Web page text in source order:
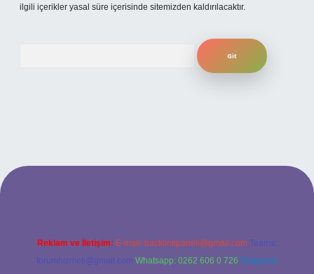
ilgili içerikler yasal süre içerisinde sitemizden kaldırılacaktır.
Reklam ve İletişim: E-mail: backlinkpaneli@gmail.com Teams:
forumhizmeti@gmail.com Whatsapp: 0262 606 0 726 Telegram: